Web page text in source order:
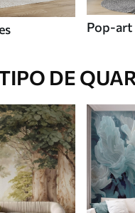
Pop-art
DE